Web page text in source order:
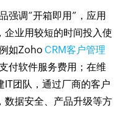
强调“开箱即用”，应用
企业用较短的时间投入使
如Zoho CRM客户管理
付软件服务费用；在维
团队，通过厂商的客户
数据安全、产品升级等方